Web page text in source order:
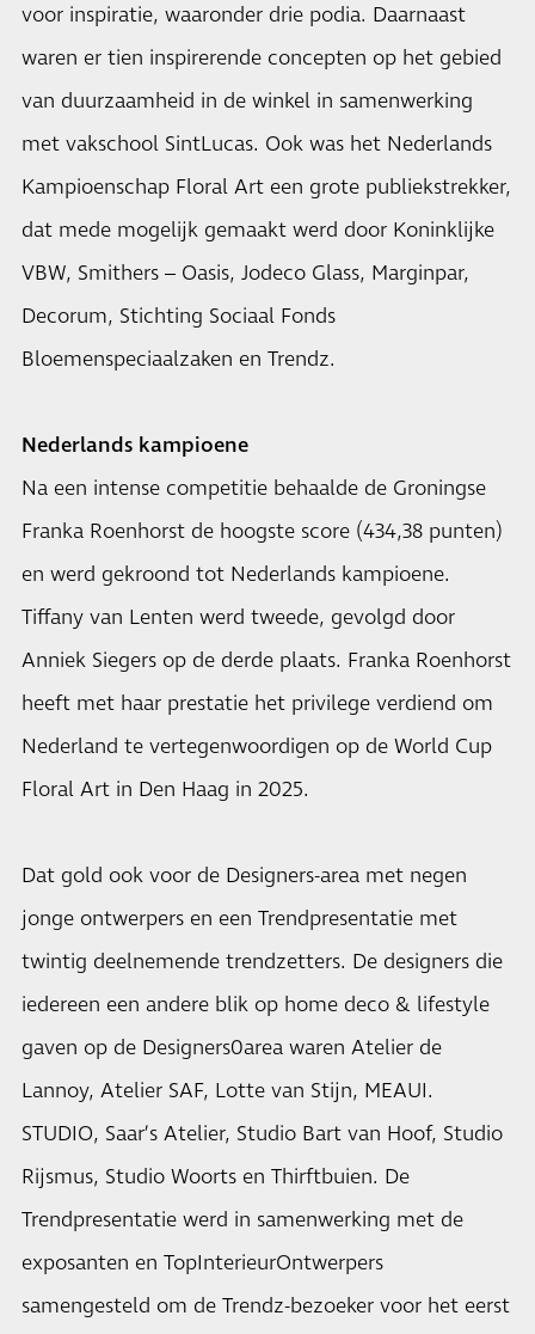
voor inspiratie, waaronder drie podia. Daarnaast
waren er tien inspirerende concepten op het gebied
van duurzaamheid in de winkel in samenwerking
met vakschool SintLucas. Ook was het Nederlands
Kampioenschap Floral Art een grote publiekstrekker,
dat mede mogelijk gemaakt werd door Koninklijke
VBW, Smithers – Oasis, Jodeco Glass, Marginpar,
Decorum, Stichting Sociaal Fonds
Bloemenspeciaalzaken en Trendz.
Nederlands kampioene
Na een intense competitie behaalde de Groningse
Franka Roenhorst de hoogste score (434,38 punten)
en werd gekroond tot Nederlands kampioene.
Tiffany van Lenten werd tweede, gevolgd door
Anniek Siegers op de derde plaats. Franka Roenhorst
heeft met haar prestatie het privilege verdiend om
Nederland te vertegenwoordigen op de World Cup
Floral Art in Den Haag in 2025.
Dat gold ook voor de Designers-area met negen
jonge ontwerpers en een Trendpresentatie met
twintig deelnemende trendzetters. De designers die
iedereen een andere blik op home deco & lifestyle
gaven op de Designers0area waren Atelier de
Lannoy, Atelier SAF, Lotte van Stijn, MEAUI.
STUDIO, Saar’s Atelier, Studio Bart van Hoof, Studio
Rijsmus, Studio Woorts en Thirftbuien. De
Trendpresentatie werd in samenwerking met de
exposanten en TopInterieurOntwerpers
samengesteld om de Trendz-bezoeker voor het eerst